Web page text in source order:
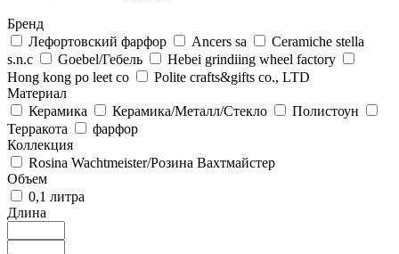
Бренд
Лефортовский фарфор
Ancers sa
Ceramiche stella
s.n.c
Goebel/Гебель
Hebei grindiing wheel factory
Hong kong po leet co
Polite crafts&gifts co., LTD
Материал
Керамика
Керамика/Металл/Стекло
Полистоун
Теppакота
фарфор
Коллекция
Rosina Wachtmeister/Розина Вахтмайстеp
Объем
0,1 литра
Длина